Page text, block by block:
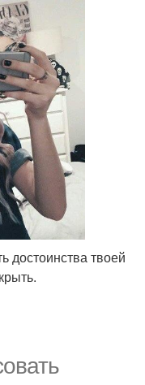
достоинства твоей